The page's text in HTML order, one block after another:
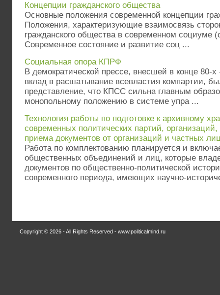
Концепции гражданского общества
Основные положения современной концепции
Положения, характеризующие взаимосвязь
гражданского общества в современном социуме
Современное состояние и развитие соц ...
Социальная опора КПРФ
В демократической прессе, внесшей в конце 80-х
вклад в расшатывание всевластия компартии,
представление, что КПСС сильна главным
монопольному положению в системе упра ...
Технология работы по подготовке к архивному
современных политических партий,
приема документов от организаций и частных
Работа по комплектованию планируется и
общественных объединений и лиц, которые
документов по общественно-политической
современного периода, имеющих научно-
Copyright © 2026 - All Rights Reserved - www.politicalmind.ru